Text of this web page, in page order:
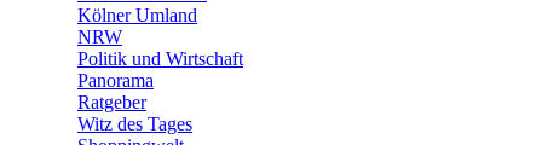
Kölner Umland
NRW
Politik und Wirtschaft
Panorama
Ratgeber
Witz des Tages